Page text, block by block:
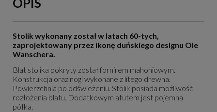
Stolik wykonany został w latach 60-tych,
zaprojektowany przez ikonę duńskiego designu Ole
Wanschera.
Blat stolika pokryty został fornirem mahoniowym.
Konstrukcja oraz nogi wykonane z litego drewna.
Powierzchnia po odświeżeniu. Stolik posiada możliwość
rozłożenia blatu. Dodatkowym atutem jest pojemna
półka.